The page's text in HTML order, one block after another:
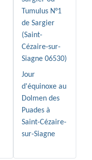
Tumulus N°1
de Sargier
(Saint-
Cézaire-sur-
Siagne 06530)
Jour
d'équinoxe au
Dolmen des
Puades à
Saint-Cézaire-
sur-Siagne